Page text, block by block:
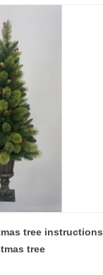
tree instructions
tree